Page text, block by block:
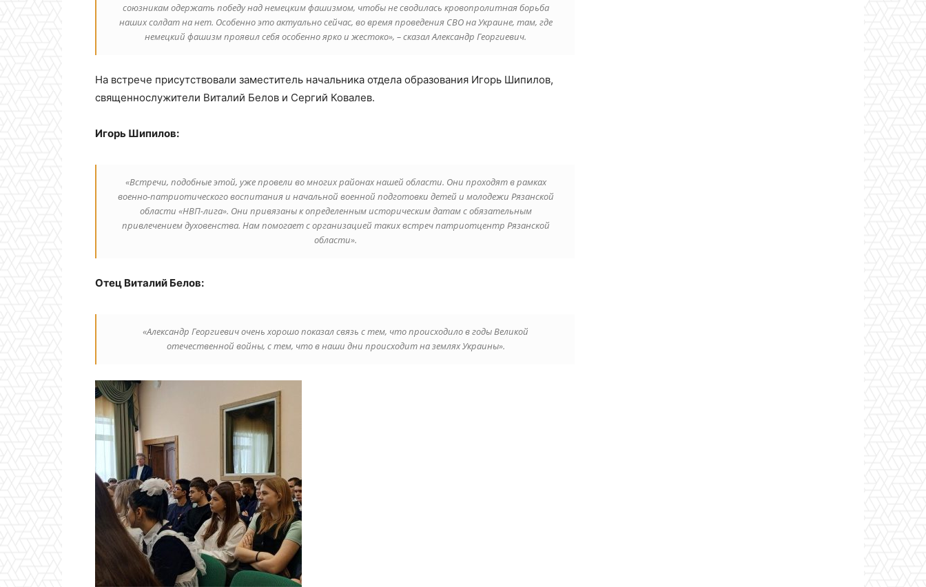
союзникам одержать победу над немецким фашизмом, чтобы не сводилась кровопролитная борьба
наших солдат на нет. Особенно это актуально сейчас, во время проведения СВО на Украине, там, где
немецкий фашизм проявил себя особенно ярко и жестоко», – сказал Александр Георгиевич.
На встрече присутствовали заместитель начальника отдела образования Игорь Шипилов,
священнослужители Виталий Белов и Сергий Ковалев.
Игорь Шипилов:
«Встречи, подобные этой, уже провели во многих районах нашей области. Они проходят в рамках
военно-патриотического воспитания и начальной военной подготовки детей и молодежи Рязанской
области «НВП-лига». Они привязаны к определенным историческим датам с обязательным
привлечением духовенства. Нам помогает с организацией таких встреч патриотцентр Рязанской
области».
Отец Виталий Белов:
«Александр Георгиевич очень хорошо показал связь с тем, что происходило в годы Великой
отечественной войны, с тем, что в наши дни происходит на землях Украины».